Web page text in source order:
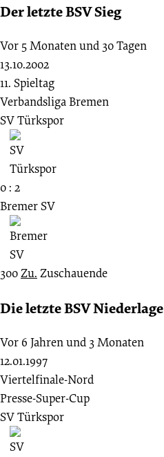
Der letzte BSV Sieg
Vor 5 Monaten und 30 Tagen
13.10.2002
11. Spieltag
Verbandsliga Bremen
SV Türkspor
0 : 2
Bremer SV
300Zu. Zuschauende
Die letzte BSV Niederlage
Vor 6 Jahren und 3 Monaten
12.01.1997
Viertelfinale-Nord
Presse-Super-Cup
SV Türkspor